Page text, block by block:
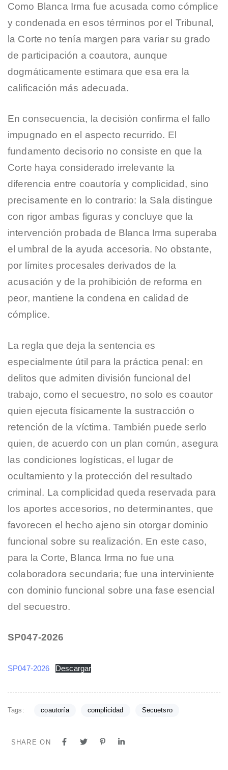
Como Blanca Irma fue acusada como cómplice
y condenada en esos términos por el Tribunal,
la Corte no tenía margen para variar su grado
de participación a coautora, aunque
dogmáticamente estimara que esa era la
calificación más adecuada.
En consecuencia, la decisión confirma el fallo
impugnado en el aspecto recurrido. El
fundamento decisorio no consiste en que la
Corte haya considerado irrelevante la
diferencia entre coautoría y complicidad, sino
precisamente en lo contrario: la Sala distingue
con rigor ambas figuras y concluye que la
intervención probada de Blanca Irma superaba
el umbral de la ayuda accesoria. No obstante,
por límites procesales derivados de la
acusación y de la prohibición de reforma en
peor, mantiene la condena en calidad de
cómplice.
La regla que deja la sentencia es
especialmente útil para la práctica penal: en
delitos que admiten división funcional del
trabajo, como el secuestro, no solo es coautor
quien ejecuta físicamente la sustracción o
retención de la víctima. También puede serlo
quien, de acuerdo con un plan común, asegura
las condiciones logísticas, el lugar de
ocultamiento y la protección del resultado
criminal. La complicidad queda reservada para
los aportes accesorios, no determinantes, que
favorecen el hecho ajeno sin otorgar dominio
funcional sobre su realización. En este caso,
para la Corte, Blanca Irma no fue una
colaboradora secundaria; fue una interviniente
con dominio funcional sobre una fase esencial
del secuestro.
SP047-2026
SP047-2026 Descargar
Tags: coautoría complicidad Secuetsro
SHARE ON